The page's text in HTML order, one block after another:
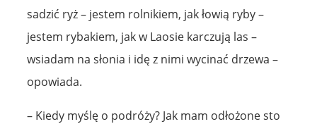
sadzić ryż – jestem rolnikiem, jak łowią ryby –
jestem rybakiem, jak w Laosie karczują las –
wsiadam na słonia i idę z nimi wycinać drzewa –
opowiada.
– Kiedy myślę o podróży? Jak mam odłożone sto